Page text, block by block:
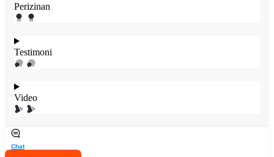
Perizinan
Testimoni
Video
Chat